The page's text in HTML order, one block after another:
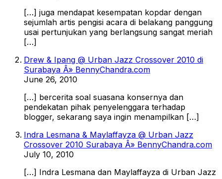
[…] juga mendapat kesempatan kopdar dengan
sejumlah artis pengisi acara di belakang panggung
usai pertunjukan yang berlangsung sangat meriah
[…]
Drew & Ipang @ Urban Jazz Crossover 2010 di
Surabaya Â» BennyChandra.com
June 26, 2010
[…] bercerita soal suasana konsernya dan
pendekatan pihak penyelenggara terhadap
blogger, sekarang saya ingin menampilkan […]
Indra Lesmana & Maylaffayza @ Urban Jazz
Crossover 2010 Surabaya Â» BennyChandra.com
July 10, 2010
[…] Indra Lesmana dan Maylaffayza di Urban Jazz